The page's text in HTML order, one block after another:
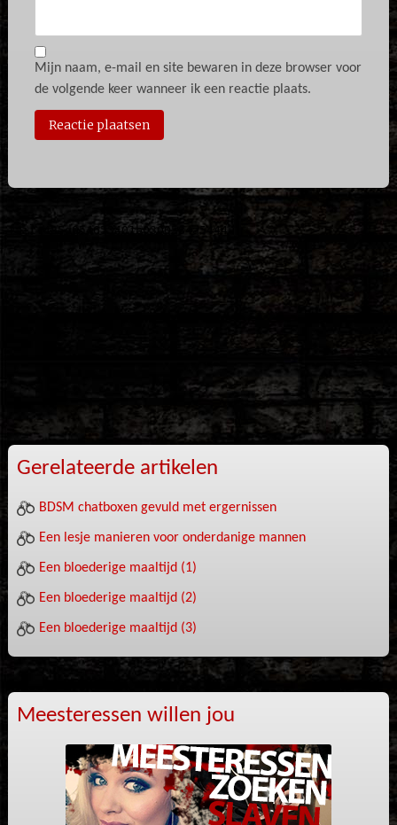
Mijn naam, e-mail en site bewaren in deze browser voor
de volgende keer wanneer ik een reactie plaats.
Gerelateerde artikelen
BDSM chatboxen gevuld met ergernissen
Een lesje manieren voor onderdanige mannen
Een bloederige maaltijd (1)
Een bloederige maaltijd (2)
Een bloederige maaltijd (3)
Meesteressen willen jou